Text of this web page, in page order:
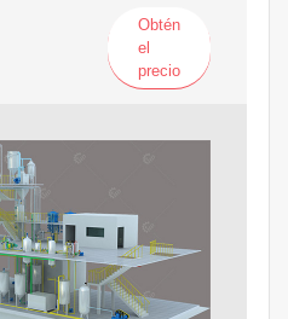
Obtén
el
precio